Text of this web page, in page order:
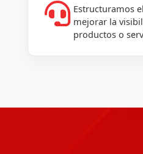
 Estructuramos
mejorar la
productos o